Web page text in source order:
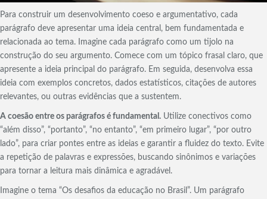
Para construir um desenvolvimento coeso e argumentativo, cada
parágrafo deve apresentar uma ideia central, bem fundamentada e
relacionada ao tema. Imagine cada parágrafo como um tijolo na
construção do seu argumento. Comece com um tópico frasal claro, que
apresente a ideia principal do parágrafo. Em seguida, desenvolva essa
ideia com exemplos concretos, dados estatísticos, citações de autores
relevantes, ou outras evidências que a sustentem.
A coesão entre os parágrafos é fundamental. Utilize conectivos como
“além disso”, “portanto”, “no entanto”, “em primeiro lugar”, “por outro
lado”, para criar pontes entre as ideias e garantir a fluidez do texto. Evite
a repetição de palavras e expressões, buscando sinônimos e variações
para tornar a leitura mais dinâmica e agradável.
Imagine o tema “Os desafios da educação no Brasil”. Um parágrafo